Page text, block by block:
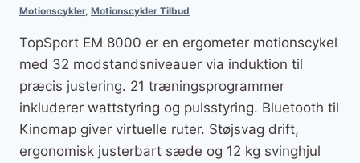
Motionscykler, Motionscykler Tilbud
TopSport EM 8000 er en ergometer motionscykel
med 32 modstandsniveauer via induktion til
præcis justering. 21 træningsprogrammer
inkluderer wattstyring og pulsstyring. Bluetooth til
Kinomap giver virtuelle ruter. Støjsvag drift,
ergonomisk justerbart sæde og 12 kg svinghjul